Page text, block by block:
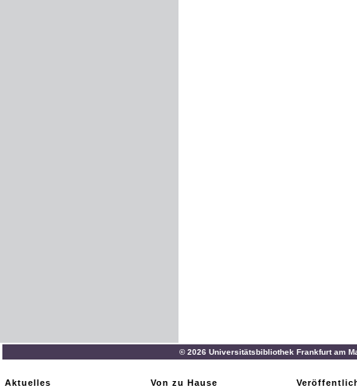
© 2026 Universitätsbibliothek Frankfurt am
Aktuelles
Von zu Hause